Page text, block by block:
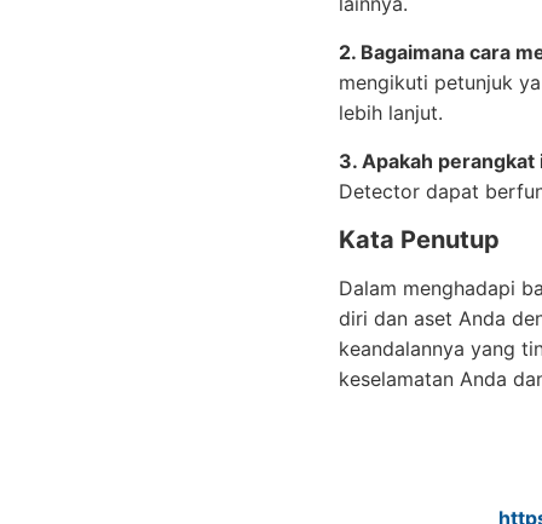
2. Bagaimana cara
mengikuti petunjuk
lebih lanjut.
3. Apakah
Detector dapat
Kata Penutup
Dalam menghadapi
diri dan aset Anda
keandalannya yang
keselamatan Anda